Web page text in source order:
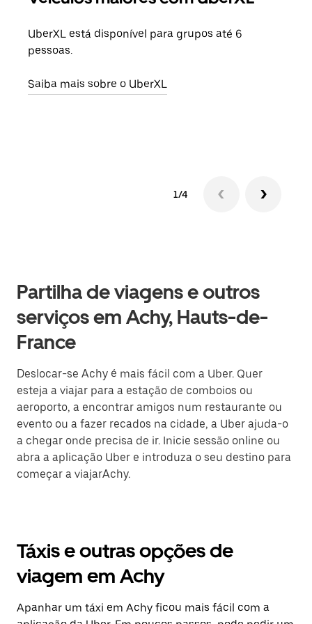
UberXL está disponível para grupos até 6
pessoas.
Saiba mais sobre o UberXL
1/4
Partilha de viagens e outros
serviços em Achy, Hauts-de-
France
Deslocar-se Achy é mais fácil com a Uber. Quer
esteja a viajar para a estação de comboios ou
aeroporto, a encontrar amigos num restaurante ou
evento ou a fazer recados na cidade, a Uber ajuda-o
a chegar onde precisa de ir. Inicie sessão online ou
abra a aplicação Uber e introduza o seu destino para
começar a viajarAchy.
Táxis e outras opções de
viagem em Achy
Apanhar um táxi em Achy ficou mais fácil com a